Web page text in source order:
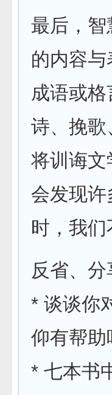
最后，智
的内容
成语或
诗、挽歌
将训诲文
会发现
时，我
反省、分
* 谈谈你
仰有帮助
* 七本书